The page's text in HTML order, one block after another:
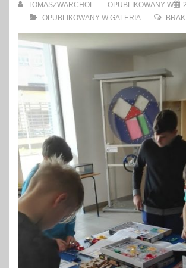
TOMASZWARCHOL OPUBLIKOWANY W
OPUBLIKOWANY W GALERIA